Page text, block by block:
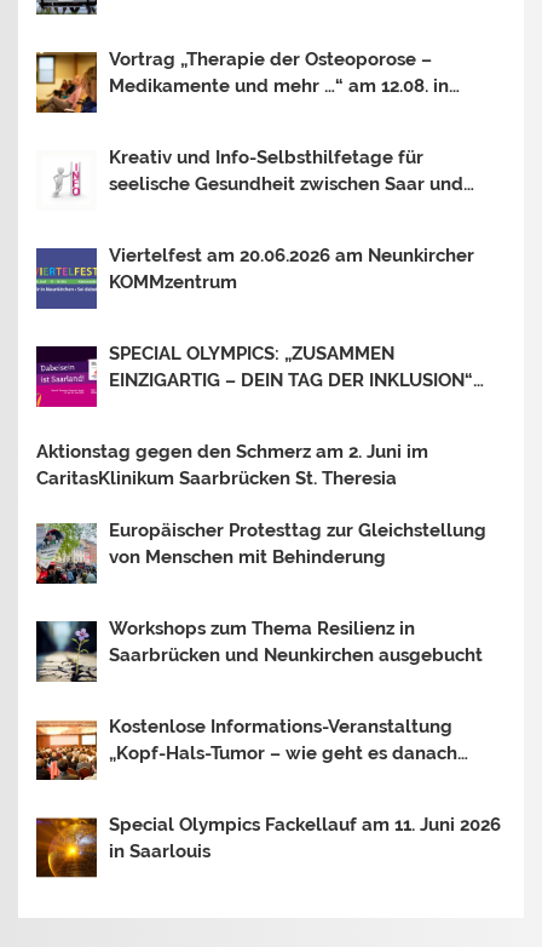
Vortrag „Therapie der Osteoporose –
Medikamente und mehr …“ am 12.08. in
Kreativ und Info-Selbsthilfetage für
seelische Gesundheit zwischen Saar und
INSIDER?
Viertelfest am 20.06.2026 am Neunkircher
KOMMzentrum
SPECIAL OLYMPICS: „ZUSAMMEN
EINZIGARTIG – DEIN TAG DER INKLUSION“
Aktionstag gegen den Schmerz am 2. Juni im
CaritasKlinikum Saarbrücken St. Theresia
Europäischer Protesttag zur Gleichstellung
von Menschen mit Behinderung
Workshops zum Thema Resilienz in
Saarbrücken und Neunkirchen ausgebucht
Kostenlose Informations-Veranstaltung
„Kopf-Hals-Tumor – wie geht es danach
Special Olympics Fackellauf am 11. Juni 2026
in Saarlouis